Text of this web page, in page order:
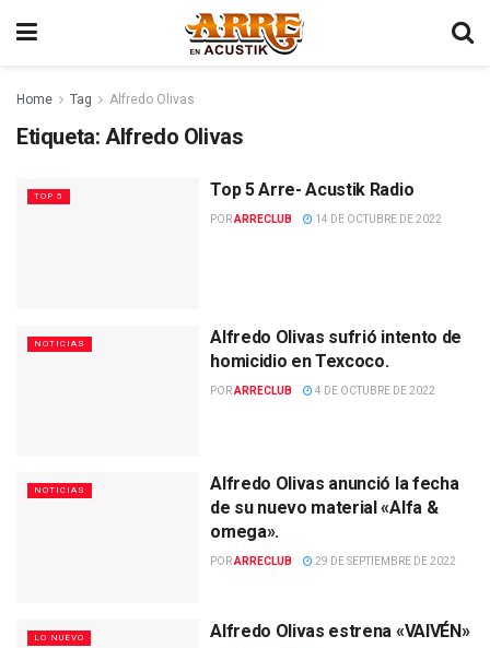
Home Tag Alfredo Olivas
Etiqueta: Alfredo Olivas
TOP 5 Top 5 Arre- Acustik Radio
PORARRECLUB 14 DE OCTUBRE DE 2022
NOTICIAS
Alfredo Olivas sufrió intento de
homicidio en Texcoco.
PORARRECLUB 4 DE OCTUBRE DE 2022
NOTICIAS
Alfredo Olivas anunció la fecha
de su nuevo material «Alfa &
omega».
PORARRECLUB 29 DE SEPTIEMBRE DE 2022
LO NUEVO Alfredo Olivas estrena «VAIVÉN»